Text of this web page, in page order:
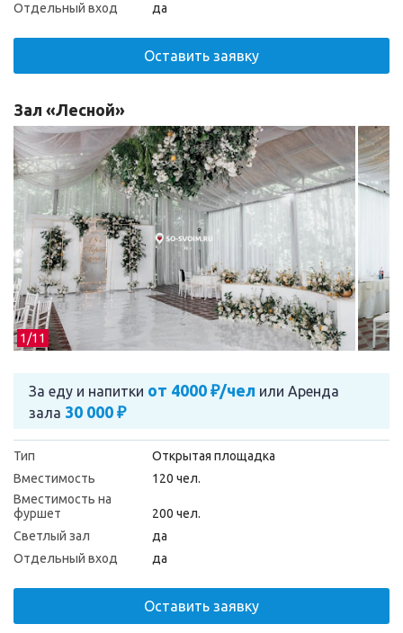
Отдельный вход
да
Оставить заявку
1/11
Зал «Лесной»
За еду и напитки от 4000 ₽/чел или Аренда
зала 30 000 ₽
Тип
Открытая площадка
Вместимость
120 чел.
Вместимость на
фуршет
200 чел.
Светлый зал
да
Отдельный вход
да
Оставить заявку